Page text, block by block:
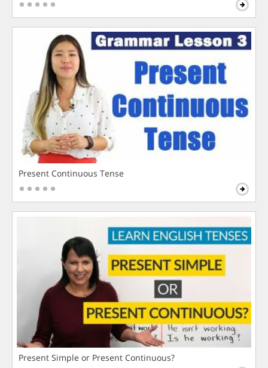
Present Continuous Tense
Present Simple or Present Continuous?